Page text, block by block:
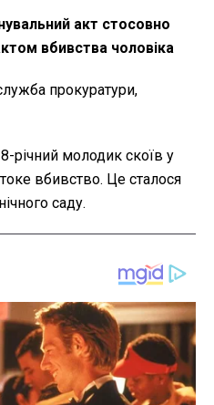
акт стосовно
вбивства чоловіка
прокуратури,
річний молодик скоїв у
вбивство. Це сталося
саду.